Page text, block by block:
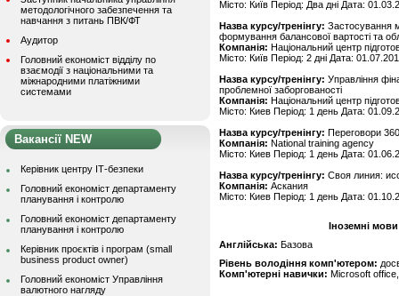
методологічного забезпечення та
навчання з питань ПВК/ФТ
Аудитор
Головний економіст відділу по
взаємодії з національними та
міжнародними платіжними
системами
Вакансії NEW
Керівник центру ІТ-безпеки
Головний економіст департаменту
планування і контролю
Головний економіст департаменту
планування і контролю
Керівник проєктів і програм (small
business product owner)
Головний економіст Управління
валютного нагляду
Місто: Київ Період: Два дні Дата:
Назва курсу/тренінгу: Застосування
формування балансової вартості та
Компанія: Національний центр
Місто: Київ Період: 2 дні Дата:
Назва курсу/тренінгу: Управління
проблемної заборгованості
Компанія: Національний центр
Місто: Киев Період: 1 день Дата:
Назва курсу/тренінгу: Переговори 360
Компанія: National training agency
Місто: Киев Період: 1 день Дата:
Назва курсу/тренінгу: Своя линия:
Компанія: Аскания
Місто: Киев Період: 1 день Дата:
Іноземні
Англійська: Базова
Рівень володіння комп'ютером:
Комп'ютерні навички: Microsoft